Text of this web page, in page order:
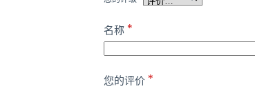
名称*
您的评价 *